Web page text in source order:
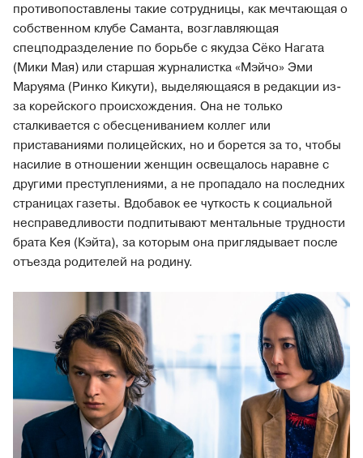
противопоставлены такие сотрудницы, как мечтающая о
собственном клубе Саманта, возглавляющая
спецподразделение по борьбе с якудза Сёко Нагата
(Мики Мая) или старшая журналистка «Мэйчо» Эми
Маруяма (Ринко Кикути), выделяющаяся в редакции из-
за корейского происхождения. Она не только
сталкивается с обесцениванием коллег или
приставаниями полицейских, но и борется за то, чтобы
насилие в отношении женщин освещалось наравне с
другими преступлениями, а не пропадало на последних
страницах газеты. Вдобавок ее чуткость к социальной
несправедливости подпитывают ментальные трудности
брата Кея (Кэйта), за которым она приглядывает после
отъезда родителей на родину.